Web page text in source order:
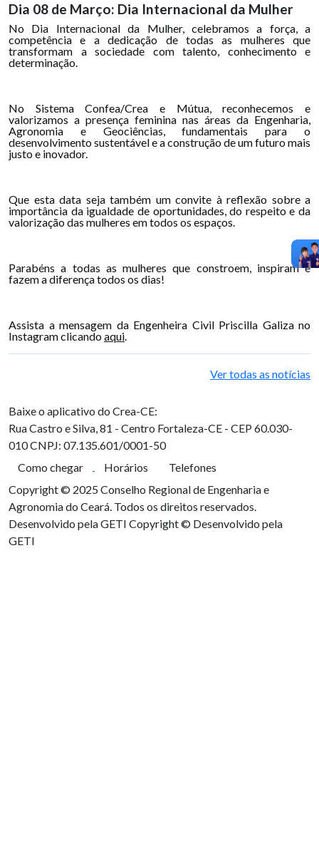
Dia 08 de Março: Dia Internacional da Mulher
No Dia Internacional da Mulher, celebramos a força, a
competência e a dedicação de todas as mulheres que
transformam a sociedade com talento, conhecimento e
determinação.
No Sistema Confea/Crea e Mútua, reconhecemos e
valorizamos a presença feminina nas áreas da Engenharia,
Agronomia e Geociências, fundamentais para o
desenvolvimento sustentável e a construção de um futuro mais
justo e inovador.
Que esta data seja também um convite à reflexão sobre a
importância da igualdade de oportunidades, do respeito e da
valorização das mulheres em todos os espaços.
Parabéns a todas as mulheres que constroem, inspiram e
fazem a diferença todos os dias!
Assista a mensagem da Engenheira Civil Priscilla Galiza no
Instagram clicandoaqui.
Ver todas as notícias
Baixe o aplicativo do Crea-CE:
Rua Castro e Silva, 81 - Centro Fortaleza-CE - CEP 60.030-
010CNPJ: 07.135.601/0001-50
Como chegar
Horários
Telefones
Copyright © 2025 Conselho Regional de Engenharia e
Agronomia do Ceará. Todos os direitos reservados.
Desenvolvido pela GETI Copyright © Desenvolvido pela
GETI